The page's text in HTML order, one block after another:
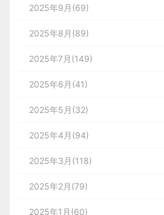
2025年9月(69)
2025年8月(89)
2025年7月(149)
2025年6月(41)
2025年5月(32)
2025年4月(94)
2025年3月(118)
2025年2月(79)
2025年1月(60)